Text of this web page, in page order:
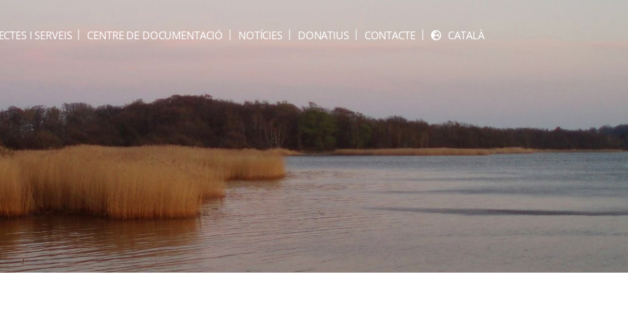
I SERVEIS CENTRE DE DOCUMENTACIÓ NOTÍCIES DONATIUS CONTACTE CATALÀ